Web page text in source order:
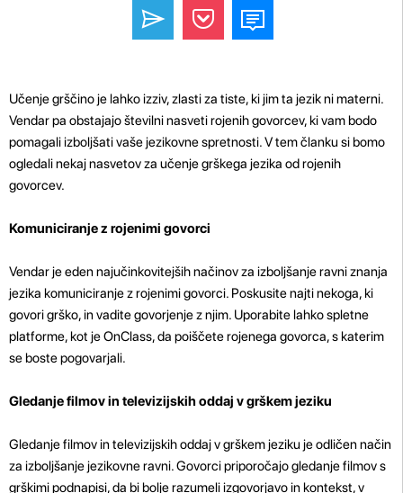
Učenje grščino je lahko izziv, zlasti za tiste, ki jim ta jezik ni materni.
Vendar pa obstajajo številni nasveti rojenih govorcev, ki vam bodo
pomagali izboljšati vaše jezikovne spretnosti. V tem članku si bomo
ogledali nekaj nasvetov za učenje grškega jezika od rojenih
govorcev.
Komuniciranje z rojenimi govorci
Vendar je eden najučinkovitejših načinov za izboljšanje ravni znanja
jezika komuniciranje z rojenimi govorci. Poskusite najti nekoga, ki
govori grško, in vadite govorjenje z njim. Uporabite lahko spletne
platforme, kot je OnClass, da poiščete rojenega govorca, s katerim
se boste pogovarjali.
Gledanje filmov in televizijskih oddaj v grškem jeziku
Gledanje filmov in televizijskih oddaj v grškem jeziku je odličen način
za izboljšanje jezikovne ravni. Govorci priporočajo gledanje filmov s
grškimi podnapisi, da bi bolje razumeli izgovorjavo in kontekst, v